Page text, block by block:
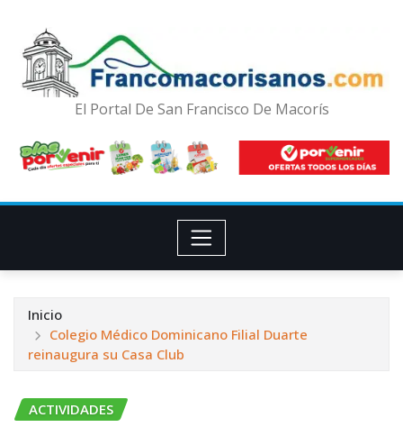
El Portal De San Francisco De Macorís
Inicio
Colegio Médico Dominicano Filial Duarte
reinaugura su Casa Club
ACTIVIDADES